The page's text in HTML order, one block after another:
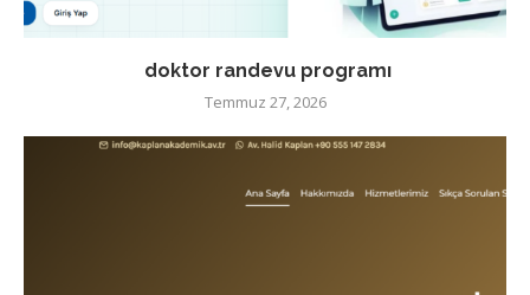
doktor randevu programı
Temmuz 27, 2026